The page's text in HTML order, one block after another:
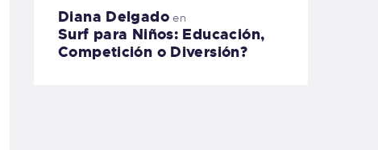
Diana Delgadoen
Surf para Niños: Educación,
Competición o Diversión?